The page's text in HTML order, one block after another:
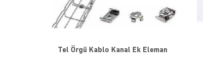
Tel Örgü Kablo Kanal Ek Eleman